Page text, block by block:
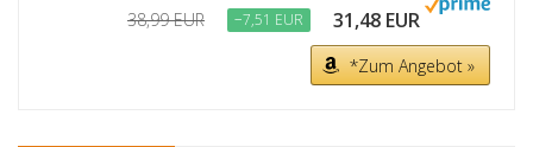
38,99 EUR −7,51 EUR 31,48 EUR
*Zum Angebot »